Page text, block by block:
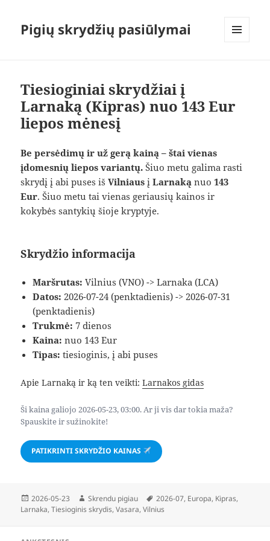
Pigių skrydžių pasiūlymai
Tiesioginiai skrydžiai į
Larnaką (Kipras) nuo 143 Eur
liepos mėnesį
Be persėdimų ir už gerą kainą – štai vienas
įdomesnių liepos variantų. Šiuo metu galima rasti
skrydį į abi puses išVilniaus įLarnaką nuo143
Eur. Šiuo metu tai vienas geriausių kainos ir
kokybės santykių šioje kryptyje.
Skrydžio informacija
Maršrutas: Vilnius (VNO) -> Larnaka (LCA)
Datos: 2026-07-24 (penktadienis) -> 2026-07-31
(penktadienis)
Trukmė: 7 dienos
Kaina: nuo 143 Eur
Tipas: tiesioginis, į abi puses
Apie Larnaką ir ką ten veikti:Larnakos gidas
Ši kaina galiojo 2026-05-23, 03:00. Ar ji vis dar tokia maža?
Spauskite ir sužinokite!
PATIKRINTI SKRYDŽIO KAINAS
Paskelbta
2026-05-23 Autorius
Skrendu pigiau Žymos
2026-07, Europa, Kipras,
Larnaka,Tiesioginis skrydis,Vasara,Vilnius